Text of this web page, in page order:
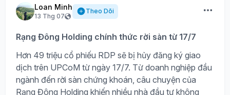
Loan Minh
13 Thg 07
Theo Dõi
Rạng Đông Holding chính thức rời sàn từ 17/7
Hơn 49 triệu cổ phiếu RDP sẽ bị hủy đăng ký giao
dịch trên UPCoM từ ngày 17/7. Từ doanh nghiệp đầu
ngành đến rời sàn chứng khoán, câu chuyện của
Rạng Đông Holding khiến nhiều nhà đầu tư không